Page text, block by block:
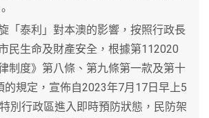
泰利」對本澳的影響，按照行政長
民生命及財產安全，根據第112020
制度》第八條、第九條第一款及第十
的規定，宣佈自2023年7月17日早上5
別行政區進入即時預防狀態，民防架